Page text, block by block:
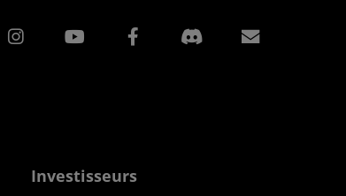
Instagram Facebook
Investisseurs